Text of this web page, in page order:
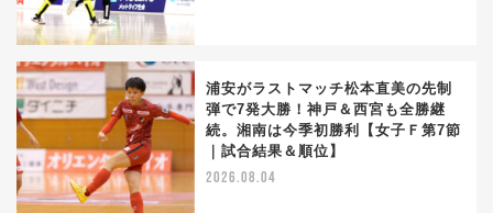
浦安がラストマッチ松本直美の先制
弾で7発大勝！神戸＆西宮も全勝継
続。湘南は今季初勝利【女子Ｆ第7節
｜試合結果＆順位】
2026.08.04